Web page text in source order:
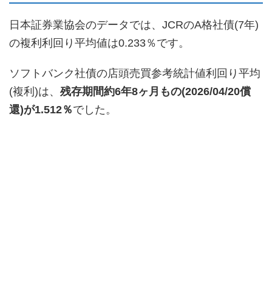
日本証券業協会のデータでは、JCRのA格社債(7年)
の複利利回り平均値は0.233％です。
ソフトバンク社債の店頭売買参考統計値利回り平均
(複利)は、 残存期間約6年8ヶ月もの(2026/04/20償
還)が1.512％でした。